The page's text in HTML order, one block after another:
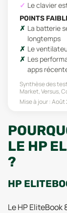
Le clavier
POINTS
La batterie
longtemps
Le
Les
apps
Synthèse des
Market, Versus,
Mise à jour :Août
LE HP
?
HP
Le HP EliteBook